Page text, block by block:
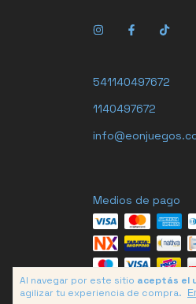
Al navegar por este sitio aceptás el
agilizar tu experiencia de compra.
541140497672
1140497672
Medios de pago